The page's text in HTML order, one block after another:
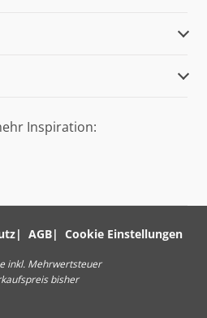
Inspiration:
AGB Cookie Einstellungen
inkl. Mehrwertsteuer
bisher